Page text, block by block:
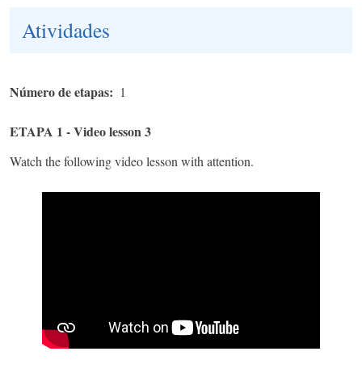
Atividades
Número de etapas 1
ETAPA 1 - Video lesson 3
Watch the following video lesson with attention.